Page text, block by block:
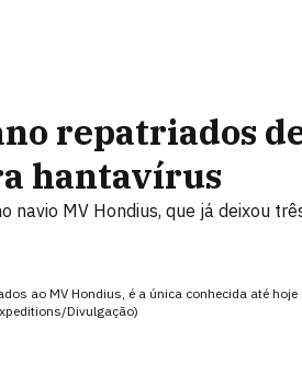
repatriados
hantavírus
navio MV Hondius, que já deixou
ao MV Hondius, é a única conhecida até
Divulgação)